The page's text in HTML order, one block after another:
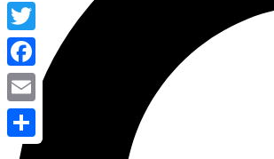
WhatsApp
Twitter
Facebook
Email
Share